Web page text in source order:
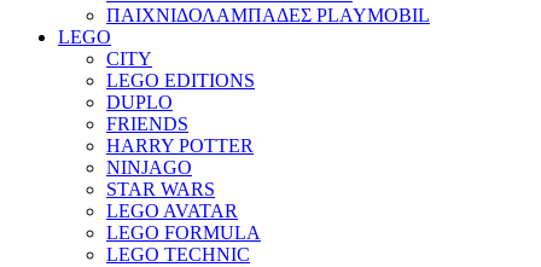
ΠΑΙΧΝΙΔΟΛΑΜΠΑΔΕΣ PLAYMOBIL
LEGO
CITY
LEGO EDITIONS
DUPLO
FRIENDS
HARRY POTTER
NINJAGO
STAR WARS
LEGO AVATAR
LEGO FORMULA
LEGO TECHNIC